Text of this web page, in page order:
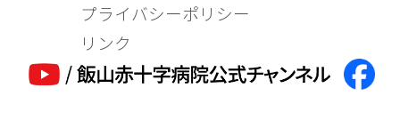
プライバシーポリシー
リンク